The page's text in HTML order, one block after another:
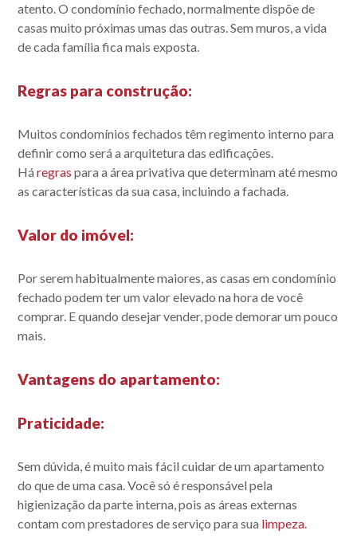
atento. O condomínio fechado, normalmente dispõe de
casas muito próximas umas das outras. Sem muros, a vida
de cada família fica mais exposta.
Regras para construção:
M​uitos condomínios fechados têm regimento interno para
definir como será a arquitetura das edificações.
Há regras para a área privativa que determinam até mesmo
as características da sua casa, incluindo a fachada.
Valor do imóvel:
Por serem habitualmente maiores, as casas em condomínio
fechado podem ter um valor elevado na hora de você
comprar. E quando desejar vender, pode demorar um pouco
mais.
Vantagens do apartamento:
Praticidade:
Sem dúvida, é muito mais fácil cuidar de um apartamento
do que de uma casa. Você só é responsável pela
higienização da parte interna, pois as áreas externas
contam com prestadores de serviço para sua limpeza.